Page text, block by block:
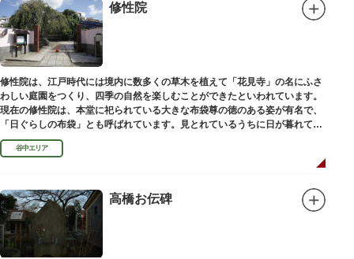
修性院
修性院は、江戸時代には境内に数多くの草木を植えて「花見寺」の名にふさ
わしい庭園をつくり、四季の自然を楽しむことができたといわれています。
現在の修性院は、本堂に祀られている大きな布袋尊の徳のある姿が有名で、
「日ぐらしの布袋」とも呼ばれています。見とれているうちに日が暮れてし
まった、という言い伝えです。
谷中エリア
高橋お伝碑